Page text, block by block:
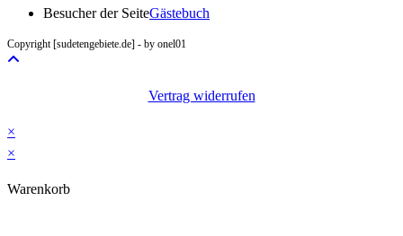
Besucher der SeiteGästebuch
Copyright [sudetengebiete.de] - by onel01
Vertrag widerrufen
×
×
Warenkorb